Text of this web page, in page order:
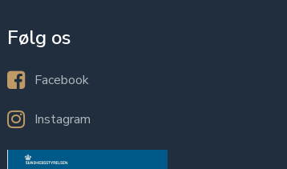
Følg os
Facebook
Instagram